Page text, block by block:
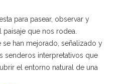
para pasear, observar y
que nos rodea.
se han mejorado, señalizado y
senderos interpretativos que
el entorno natural de una